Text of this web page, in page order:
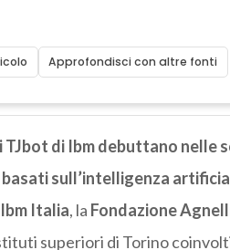
Approfondisci con altre fonti
di Ibm debuttano nelle
sull’intelligenza
Italia, la Fondazione
superiori di Torino